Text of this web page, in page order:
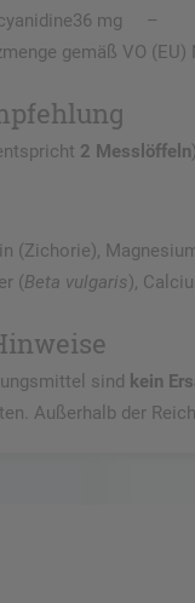
36 mg
–
gemäß VO (EU)
2 Messlöffeln
(Zichorie),
(Beta vulgaris),
sind kein
Außerhalb der